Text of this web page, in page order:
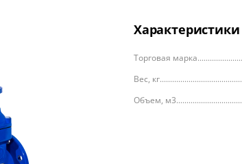
Характеристики
Торговая марка
Вес, кг
Объем, м3